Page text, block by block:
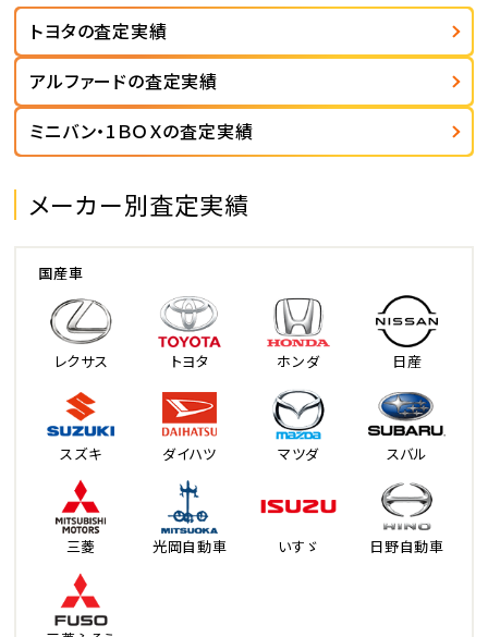
トヨタの査定実績
アルファードの査定実績
ミニバン・1ＢＯＸの査定実績
メーカー別査定実績
国産車
レクサス トヨタ ホンダ 日産
スズキ ダイハツ マツダ スバル
三菱 光岡自動車 いすゞ 日野自動車